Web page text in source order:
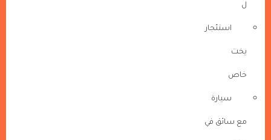
ل
استئجار
يخت
خاص
سيارة
مع سائق في